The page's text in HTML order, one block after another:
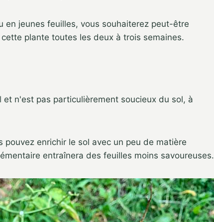
en jeunes feuilles, vous souhaiterez peut-être
plante toutes les deux à trois semaines.
et n'est pas particulièrement soucieux du sol, à
pouvez enrichir le sol avec un peu de matière
entraînera des feuilles moins savoureuses.